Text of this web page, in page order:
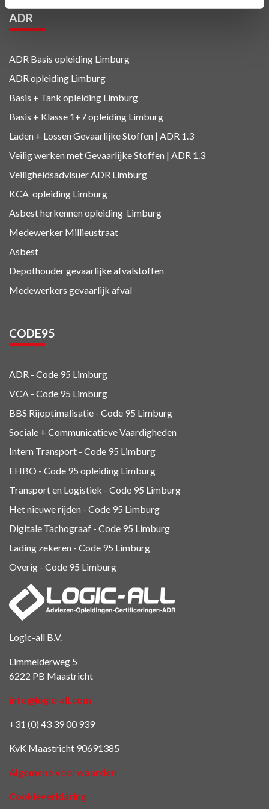
Logic-all B.V.
Limmelderweg 5
6222 PB Maastricht
info@logic-all.com
+31 (0) 43 39 00 939
KvK Maastricht 90691385
Algemene voorwaarden
Cookieverklaring
ADR
ADR Basis opleiding Limburg
ADR opleiding Limburg
Basis + Tank opleiding Limburg
Basis + Klasse 1+7opleiding Limburg
Laden + Lossen Gevaarlijke Stoffen | ADR 1.3
Veilig werken met Gevaarlijke Stoffen | ADR 1.3
Veiligheidsadvisuer ADR Limburg
KCA opleiding Limburg
Asbest herkennenopleiding Limburg
Medewerker Millieustraat
Asbest
Depothouder gevaarlijke afvalstoffen
Medewerkers gevaarlijk afval
CODE95
ADR - Code 95 Limburg
VCA - Code 95 Limburg
BBS Rijoptimalisatie - Code 95 Limburg
Sociale + Communicatieve Vaardigheden
Intern Transport - Code 95 Limburg
EHBO - Code 95 opleiding Limburg
Transport en Logistiek - Code 95 Limburg
Het nieuwe rijden - Code 95 Limburg
Digitale Tachograaf - Code 95 Limburg
Lading zekeren - Code 95 Limburg
Overig - Code 95 Limburg